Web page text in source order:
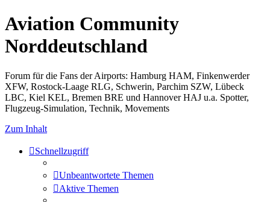
Aviation Community
Norddeutschland
Forum für die Fans der Airports: Hamburg HAM, Finkenwerder
XFW, Rostock-Laage RLG, Schwerin, Parchim SZW, Lübeck
LBC, Kiel KEL, Bremen BRE und Hannover HAJ u.a. Spotter,
Flugzeug-Simulation, Technik, Movements
Zum Inhalt
Schnellzugriff
Unbeantwortete Themen
Aktive Themen